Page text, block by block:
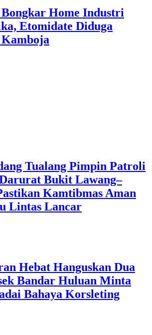
Home Industri
Etomidate Diduga
Tualang Pimpin Patroli
Bukit Lawang–
Kamtibmas Aman
Lintas Lancar
Hebat Hanguskan Dua
Bandar Huluan Minta
Bahaya Korsleting